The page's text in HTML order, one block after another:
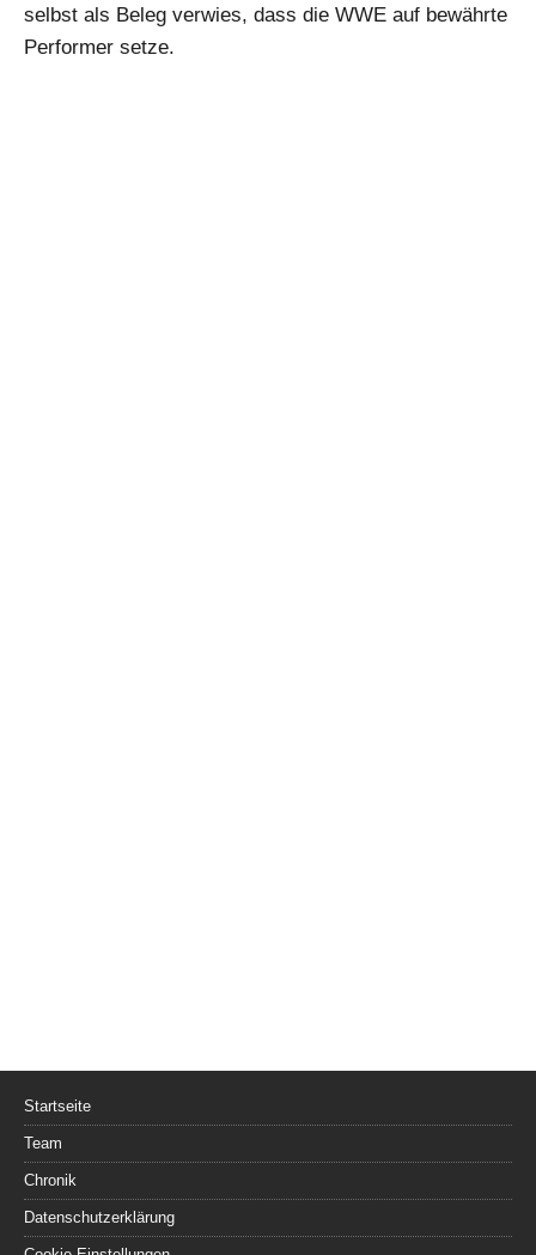
selbst als Beleg verwies, dass die WWE auf bewährte
Performer setze.
Startseite
Team
Chronik
Datenschutzerklärung